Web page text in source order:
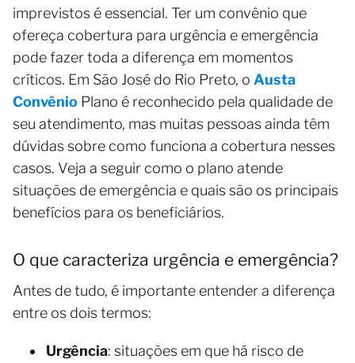
imprevistos é essencial. Ter um convênio que
ofereça cobertura para urgência e emergência
pode fazer toda a diferença em momentos
críticos. Em São José do Rio Preto, o Austa
Convênio Plano é reconhecido pela qualidade de
seu atendimento, mas muitas pessoas ainda têm
dúvidas sobre como funciona a cobertura nesses
casos. Veja a seguir como o plano atende
situações de emergência e quais são os principais
benefícios para os beneficiários.
O que caracteriza urgência e emergência?
Antes de tudo, é importante entender a diferença
entre os dois termos:
Urgência: situações em que há risco de